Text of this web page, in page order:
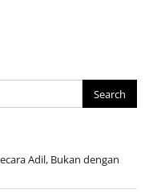
Adil, Bukan dengan